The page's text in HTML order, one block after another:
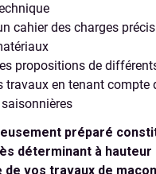
cahier des charges
propositions de
travaux en tenant compte
préparé
déterminant à hauteur
vos travaux de